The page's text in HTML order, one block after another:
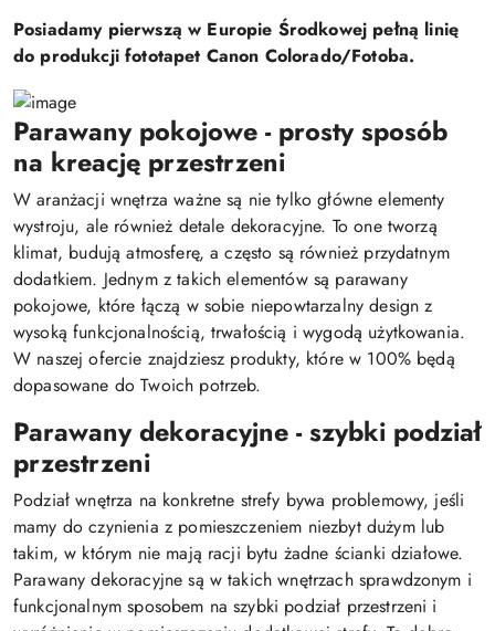
Posiadamy pierwszą w Europie Środkowej pełną linię
do produkcji fototapet Canon Colorado/Fotoba.
Parawany pokojowe - prosty sposób
na kreację przestrzeni
W aranżacji wnętrza ważne są nie tylko główne elementy
wystroju, ale również detale dekoracyjne. To one tworzą
klimat, budują atmosferę, a często są również przydatnym
dodatkiem. Jednym z takich elementów są parawany
pokojowe, które łączą w sobie niepowtarzalny design z
wysoką funkcjonalnością, trwałością i wygodą użytkowania.
W naszej ofercie znajdziesz produkty, które w 100% będą
dopasowane do Twoich potrzeb.
Parawany dekoracyjne - szybki podział
przestrzeni
Podział wnętrza na konkretne strefy bywa problemowy, jeśli
mamy do czynienia z pomieszczeniem niezbyt dużym lub
takim, w którym nie mają racji bytu żadne ścianki działowe.
Parawany dekoracyjne są w takich wnętrzach sprawdzonym i
funkcjonalnym sposobem na szybki podział przestrzeni i